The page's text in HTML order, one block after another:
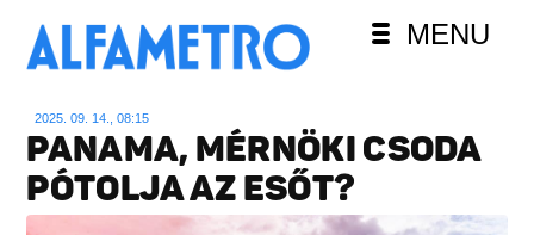
MENU
2025. 09. 14., 08:15
PANAMA, MÉRNÖKI CSODA
PÓTOLJA AZ ESŐT?